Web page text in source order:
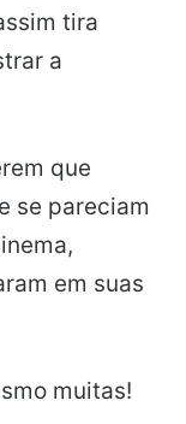
tira
a
que
se pareciam
em suas
muitas!